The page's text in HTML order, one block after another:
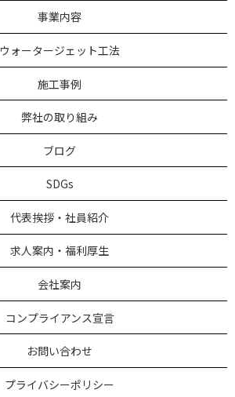
事業内容
ウォータージェット工法
施工事例
弊社の取り組み
ブログ
SDGs
代表挨拶・社員紹介
求人案内・福利厚生
会社案内
コンプライアンス宣言
お問い合わせ
プライバシーポリシー